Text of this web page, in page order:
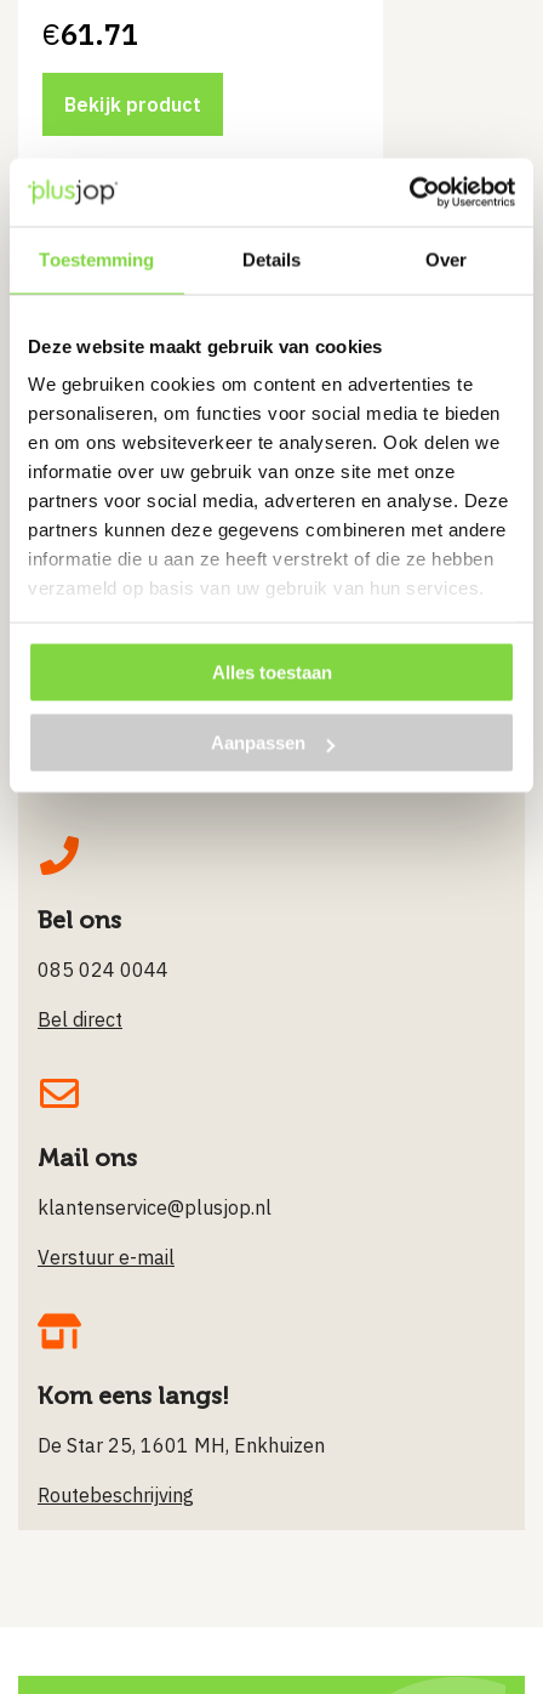
Toestemming Details Over
Deze website maakt gebruik van cookies
We gebruiken cookies om content en advertenties te
personaliseren, om functies voor social media te bieden
en om ons websiteverkeer te analyseren. Ook delen we
informatie over uw gebruik van onze site met onze
partners voor social media, adverteren en analyse. Deze
partners kunnen deze gegevens combineren met andere
informatie die u aan ze heeft verstrekt of die ze hebben
verzameld op basis van uw gebruik van hun services.
Alles toestaan
Aanpassen
€61.71
Bekijk product
Maat 10 XL
Maximale vingergevoeligheid
Perfect voor ingewikkelde taken
€1.20
Oorspronkelijke
prijs
was:
€1.20.
€0.91
Huidige
prijs
is:
€0.91.Bekijk product
Bel ons
085 024 0044
Bel direct
Mail ons
klantenservice@plusjop.nl
Verstuur e-mail
Kom eens langs!
De Star 25, 1601 MH, Enkhuizen
Routebeschrijving